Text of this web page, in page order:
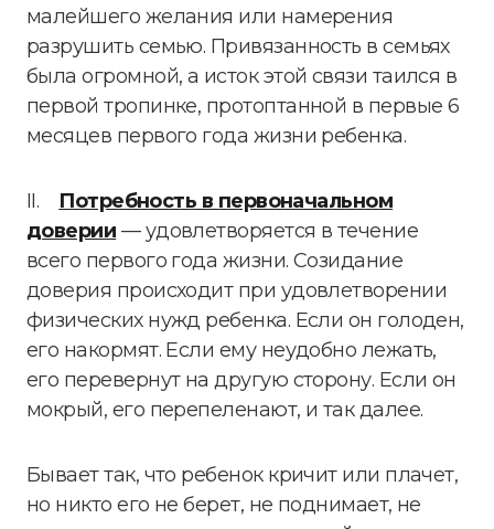
малейшего желания или намерения
разрушить семью. Привязанность в семьях
была огромной, а исток этой связи таился в
первой тропинке, протоптанной в первые 6
месяцев первого года жизни ребенка.
II. Потребность в первоначальном
доверии — удовлетворяется в течение
всего первого года жизни. Созидание
доверия происходит при удовлетворении
физических нужд ребенка. Если он голоден,
его накормят. Если ему неудобно лежать,
его перевернут на другую сторону. Если он
мокрый, его перепеленают, и так далее.
Бывает так, что ребенок кричит или плачет,
но никто его не берет, не поднимает, не